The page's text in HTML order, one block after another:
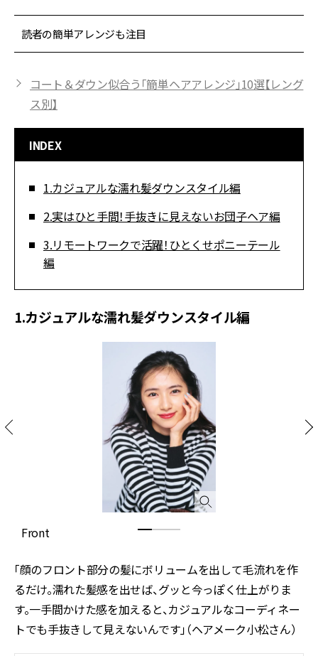
読者の簡単アレンジも注目
コート＆ダウン似合う「簡単ヘアアレンジ」10選【レング
ス別】
INDEX
1.カジュアルな濡れ髪ダウンスタイル編
2.実はひと手間！手抜きに見えないお団子ヘア編
3.リモートワークで活躍！ひとくせポニーテール
編
1.カジュアルな濡れ髪ダウンスタイル編
Front
「顔のフロント部分の髪にボリュームを出して毛流れを作
るだけ。濡れた髪感を出せば、グッと今っぽく仕上がりま
す。一手間かけた感を加えると、カジュアルなコーディネー
トでも手抜きして見えないんです」（ヘアメーク小松さん）